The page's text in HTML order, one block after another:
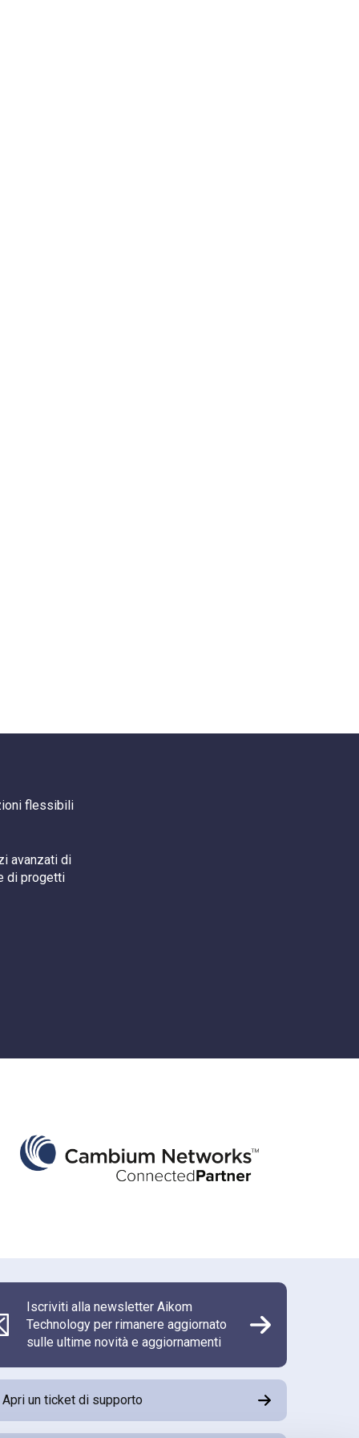
flessibili
avanzati di
di progetti
Iscriviti alla newsletter Aikom
Technology per rimanere aggiornato
sulle ultime novità e aggiornamenti
Apri un ticket di supporto